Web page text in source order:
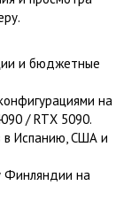
и бюджетные
на
/ RTX 5090.
в Испанию, США и
Финляндии на